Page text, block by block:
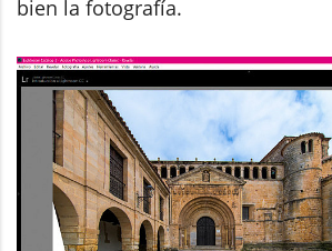
bien la fotografía.